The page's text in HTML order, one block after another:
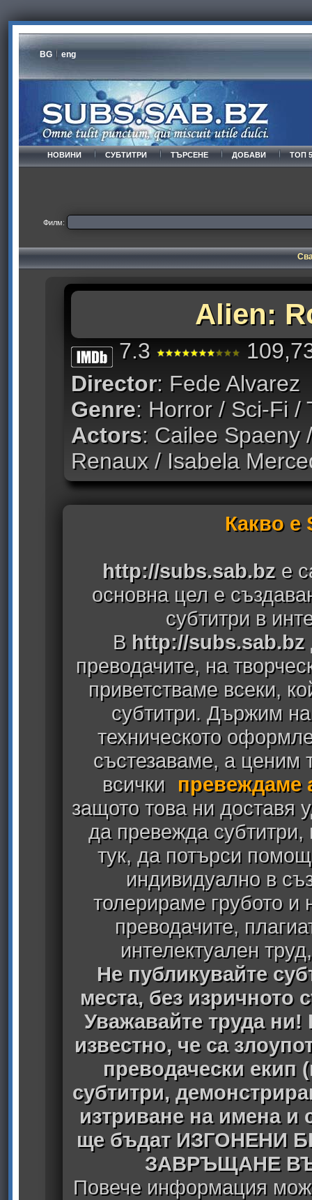
BG eng
НОВИНИ СУБТИТРИ ТЪРСЕНЕ ДОБАВИ ТОП
Филм:
Alien:
7.3
Director: Fede Alvarez
Genre: Horror / Sci-Fi /
Actors: Cailee Spaeny
Renaux / Isabela
Какво е
http://subs.sab.bz е
основна цел е
субтитри в
В http://subs.sab.bz
преводачите, на
приветстваме всеки,
субтитри. Държим
техническото
състезаваме, а ценим
всички
превеждаме
защото това ни доставя
да превежда
тук, да потърси
индивидуално в
толерираме грубото
преводачите,
интелектуален
Не публикувайте
места, без изричното
Уважавайте труда ни!
известно, че са
преводачески екип
субтитри,
изтриване на имена
ще бъдат ИЗГОНЕНИ
ЗАВРЪЩАНЕ
Повече информация